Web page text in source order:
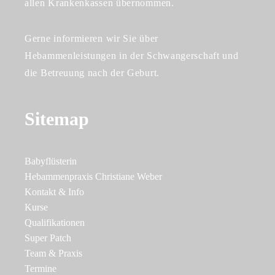
allen Krankenkassen übernommen.
Gerne informieren wir Sie über
Hebammenleistungen in der Schwangerschaft und
die Betreuung nach der Geburt.
Sitemap
Babyflüsterin
Hebammenpraxis Christiane Weber
Kontakt & Info
Kurse
Qualifikationen
Super Patch
Team & Praxis
Termine